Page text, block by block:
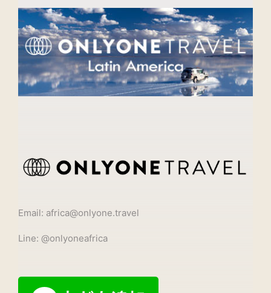
Email: africa@onlyone.travel
Line: @onlyoneafrica